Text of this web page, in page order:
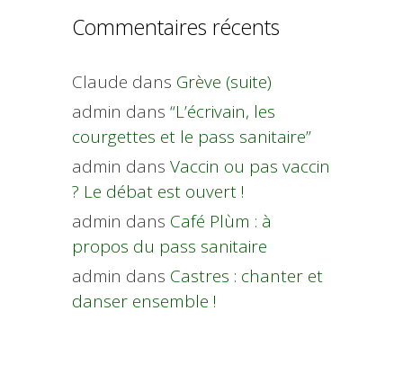
Commentaires récents
Claude dans Grève (suite)
admin dans “L’écrivain, les
courgettes et le pass sanitaire”
admin dans Vaccin ou pas vaccin
? Le débat est ouvert !
admin dans Café Plùm : à
propos du pass sanitaire
admin dans Castres : chanter et
danser ensemble !